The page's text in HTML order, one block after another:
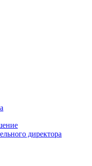
директора